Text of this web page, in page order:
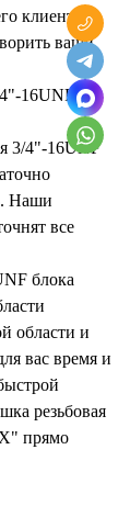
клиента и
ваши
4"-16UNF
3/4"-16UNF
Наши
все
блока
области и
вас время и
резьбовая
прямо